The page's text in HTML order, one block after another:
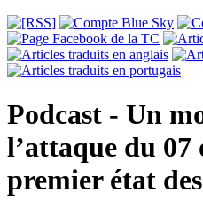
Podcast - Un
l’attaque du 07
premier état